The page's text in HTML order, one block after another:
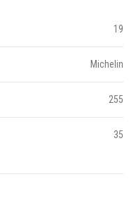
19
Michelin
255
35